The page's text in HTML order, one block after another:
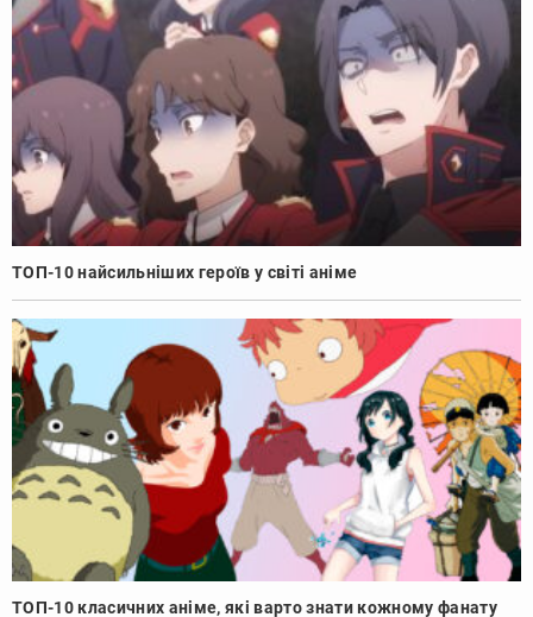
ТОП-10 найсильніших героїв у світі аніме
ТОП-10 класичних аніме, які варто знати кожному фанату